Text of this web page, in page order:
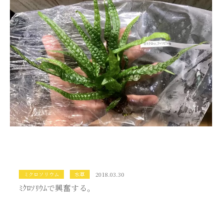
ミクロソリウム 水草 2018.03.30
ﾐｸﾛｿﾘｳﾑで興奮する。